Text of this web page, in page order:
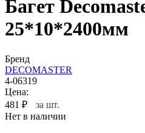
Багет
25*10*2400мм
Бренд
DECOMASTER
4-06319
Цена:
481 ₽
за шт.
Нет в наличии